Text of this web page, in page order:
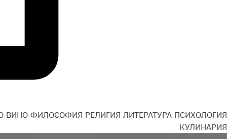
ВИНО ФИЛОСОФИЯ РЕЛИГИЯ ЛИТЕРАТУРА ПСИХОЛОГИЯ
КУЛИНАРИЯ